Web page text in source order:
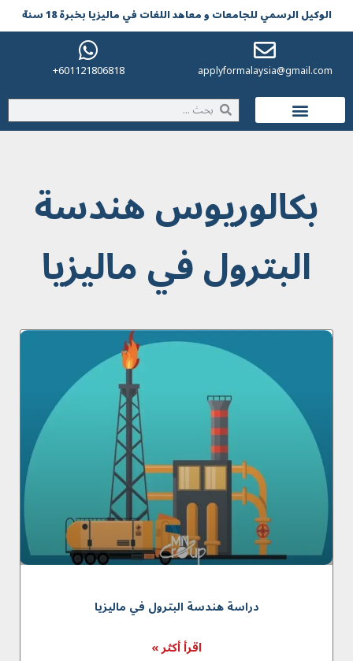
الوکیل الرسمي للجامعات و معاهد اللغات في مالیزیا بخبرة 18 سنة
applyformalaysia@gmail.com
601121806818+
بکالوریوس هندسة
البترول في ماليزيا
دراسة هندسة البترول في مالیزیا
اقرأ أكثر »